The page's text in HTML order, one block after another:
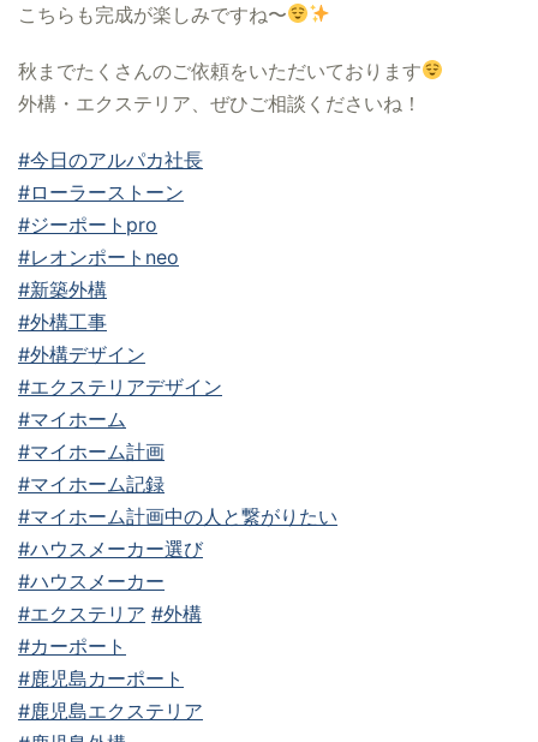
こちらも完成が楽しみですね〜
秋までたくさんのご依頼をいただいております
外構・エクステリア、ぜひご相談くださいね！
#今日のアルパカ社長
#ローラーストーン
#ジーポートpro
#レオンポートneo
#新築外構
#外構工事
#外構デザイン
#エクステリアデザイン
#マイホーム
#マイホーム計画
#マイホーム記録
#マイホーム計画中の人と繋がりたい
#ハウスメーカー選び
#ハウスメーカー
#エクステリア #外構
#カーポート
#鹿児島カーポート
#鹿児島エクステリア